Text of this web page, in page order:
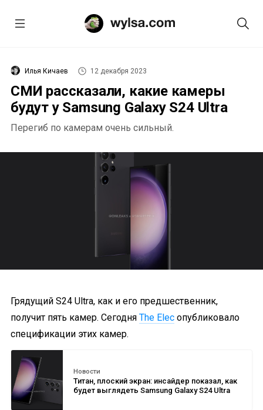
Илья Кичаев 12 декабря 2023
СМИ рассказали, какие камеры
будут у Samsung Galaxy S24 Ultra
Перегиб по камерам очень сильный.
Грядущий S24 Ultra, как и его предшественник,
получит пять камер. Сегодня The Elec опубликовало
спецификации этих камер.
Новости
Титан, плоский экран: инсайдер показал, как
будет выглядеть Samsung Galaxy S24 Ultra